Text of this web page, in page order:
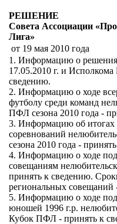
РЕШЕНИЕ
Совета Ассоциации
Лига»
от 19 мая 2010 года
1. Информацию о
17.05.2010 г. и
сведению.
2. Информацию о ходе
футболу среди команд
ПФЛ сезона 2010 года -
3. Информацию об итогах
соревнований
сезона 2010 года -
4. Информацию о ходе
совещаниям
принять к сведению.
региональных совещаний
5. Информацию о ходе
юношей 1996 г.р.
Кубок ПФЛ - принять к